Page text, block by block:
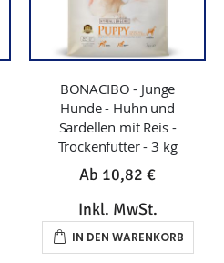
BONACIBO - Junge
Hunde - Huhn und
Sardellen mit Reis -
Trockenfutter - 3 kg
Ab 10,82 €
Inkl. MwSt.
IN DEN WARENKORB